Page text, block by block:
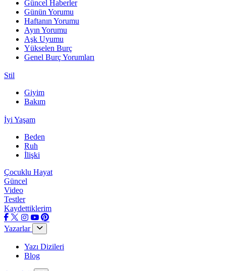
Güncel Haberler
Günün Yorumu
Haftanın Yorumu
Ayın Yorumu
Aşk Uyumu
Yükselen Burç
Genel Burç Yorumları
Stil
Giyim
Bakım
İyi Yaşam
Beden
Ruh
İlişki
Çocuklu Hayat
Güncel
Video
Testler
Kaydettiklerim
Yazarlar
Yazı Dizileri
Blog